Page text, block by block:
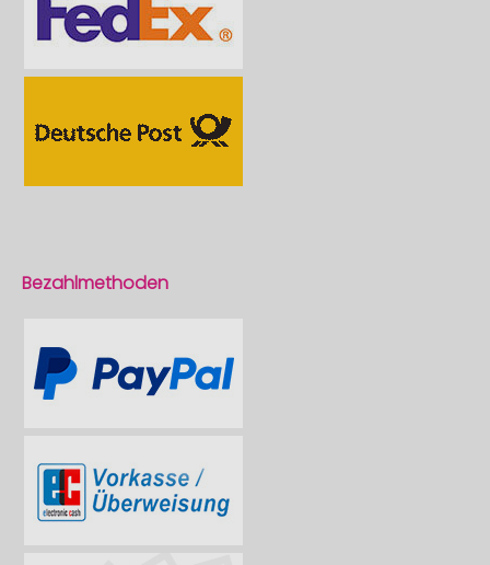
Bezahlmethoden